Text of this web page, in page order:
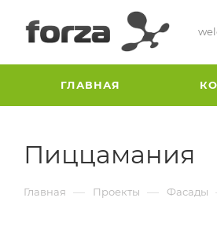
ГЛАВНАЯ
Пиццамания
Главная — Проекты — Фасады